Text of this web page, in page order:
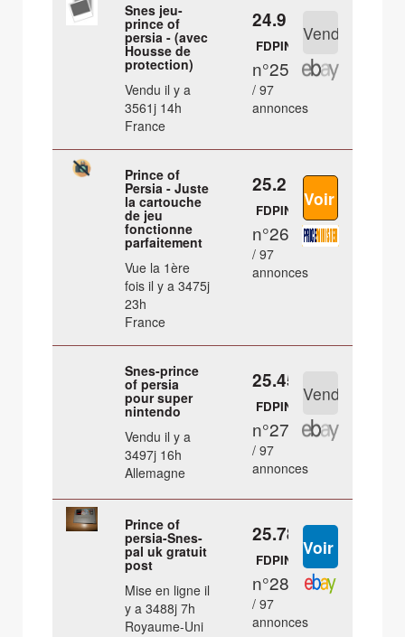
Snes jeu-
prince of
persia - (avec
Housse de
protection)
Vendu il y a
3561j 14h
France
24.9 €
FDPIN
n°25
/ 97
annonces
Prince of
Persia - Juste
la cartouche
de jeu
fonctionne
parfaitement
Vue la 1ère
fois il y a 3475j
23h
France
25.2 €
FDPIN
n°26
/ 97
annonces
Snes-prince
of persia
pour super
nintendo
Vendu il y a
3497j 16h
Allemagne
25.45 €
FDPIN
n°27
/ 97
annonces
Prince of
persia-Snes-
pal uk gratuit
post
Mise en ligne il
y a 3488j 7h
Royaume-Uni
25.78 €
FDPIN
n°28
/ 97
annonces